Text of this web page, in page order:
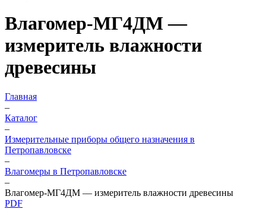
Влагомер-МГ4ДМ —
измеритель влажности
древесины
Главная
–
Каталог
–
Измерительные приборы общего назначения в
Петропавловске
–
Влагомеры в Петропавловске
–
Влагомер-МГ4ДМ — измеритель влажности древесины
PDF